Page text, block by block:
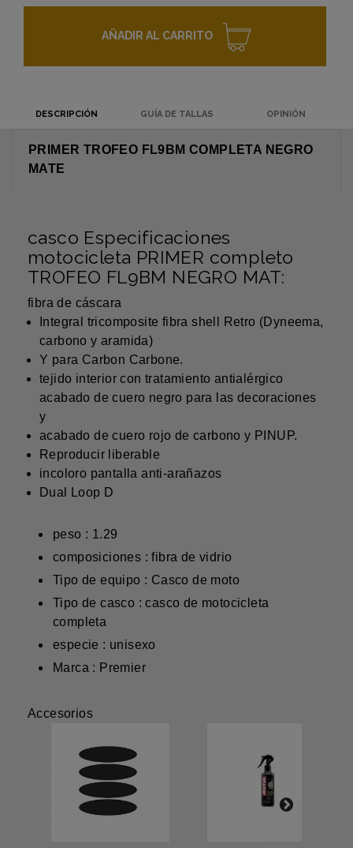
AÑADIR AL CARRITO
DESCRIPCIÓN GUÍA DE TALLAS OPINIÓN
PRIMER TROFEO FL9BM COMPLETA NEGRO
MATE
casco Especificaciones
motocicleta PRIMER completo
TROFEO FL9BM NEGRO MAT:
fibra de cáscara
Integral tricomposite fibra shell Retro (Dyneema,
carbono y aramida)
Y para Carbon Carbone.
tejido interior con tratamiento antialérgico
acabado de cuero negro para las decoraciones
y
acabado de cuero rojo de carbono y PINUP.
Reproducir liberable
incoloro pantalla anti-arañazos
Dual Loop D
peso : 1.29
composiciones : fibra de vidrio
Tipo de equipo : Casco de moto
Tipo de casco : casco de motocicleta
completa
especie : unisexo
Marca : Premier
Accesorios